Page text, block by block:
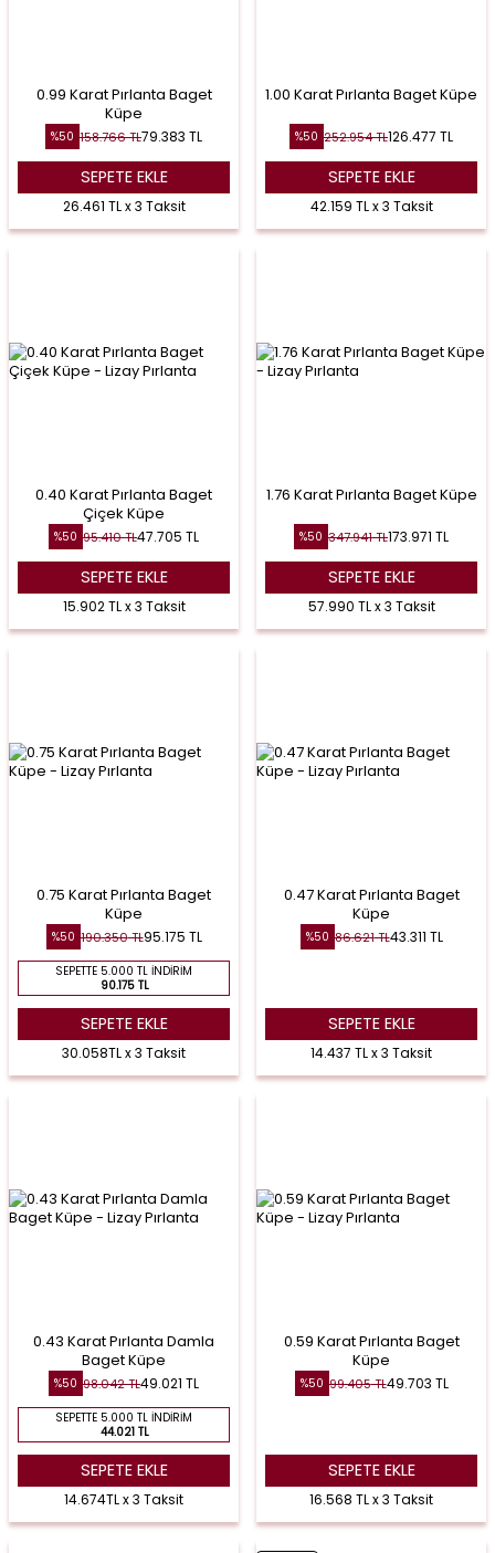
0.99 Karat Pırlanta Baget
Küpe
%50 158.766TL79.383 TL
SEPETE EKLE
26.461 TL x 3 Taksit
1.00 Karat Pırlanta Baget Küpe
%50 252.954TL126.477 TL
SEPETE EKLE
42.159 TL x 3 Taksit
0.40 Karat Pırlanta Baget
Çiçek Küpe
%50 95.410TL47.705 TL
SEPETE EKLE
15.902 TL x 3 Taksit
1.76 Karat Pırlanta Baget Küpe
%50 347.941TL173.971 TL
SEPETE EKLE
57.990 TL x 3 Taksit
0.75 Karat Pırlanta Baget
Küpe
%50 190.350TL95.175 TL
SEPETTE 5.000 TL İNDIRIM
90.175 TL
SEPETE EKLE
30.058TL x 3 Taksit
0.47 Karat Pırlanta Baget
Küpe
%50 86.621TL43.311 TL
SEPETE EKLE
14.437 TL x 3 Taksit
0.43 Karat Pırlanta Damla
Baget Küpe
%50 98.042TL49.021 TL
SEPETTE 5.000 TL İNDIRIM
44.021 TL
SEPETE EKLE
14.674TL x 3 Taksit
0.59 Karat Pırlanta Baget
Küpe
%50 99.405TL49.703 TL
SEPETE EKLE
16.568 TL x 3 Taksit